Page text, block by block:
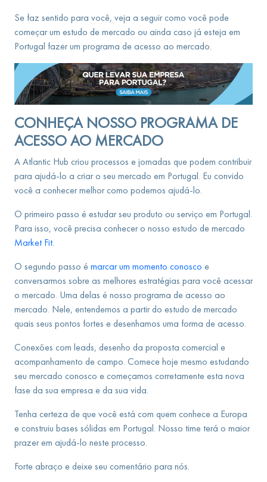
Se faz sentido para você, veja a seguir como você pode
começar um estudo de mercado ou ainda caso já esteja em
Portugal fazer um programa de acesso ao mercado.
CONHEÇA NOSSO PROGRAMA DE
ACESSO AO MERCADO
A Atlantic Hub criou processos e jornadas que podem contribuir
para ajudá-lo a criar o seu mercado em Portugal. Eu convido
você a conhecer melhor como podemos ajudá-lo.
O primeiro passo é estudar seu produto ou serviço em Portugal.
Para isso, você precisa conhecer o nosso estudo de mercado
Market Fit.
O segundo passo é marcar um momento conosco e
conversarmos sobre as melhores estratégias para você acessar
o mercado. Uma delas é nosso programa de acesso ao
mercado. Nele, entendemos a partir do estudo de mercado
quais seus pontos fortes e desenhamos uma forma de acesso.
Conexões com leads, desenho da proposta comercial e
acompanhamento de campo. Comece hoje mesmo estudando
seu mercado conosco e começamos corretamente esta nova
fase da sua empresa e da sua vida.
Tenha certeza de que você está com quem conhece a Europa
e construiu bases sólidas em Portugal. Nosso time terá o maior
prazer em ajudá-lo neste processo.
Forte abraço e deixe seu comentário para nós.